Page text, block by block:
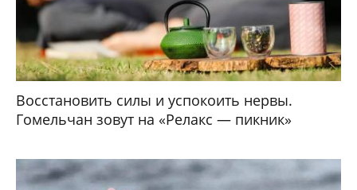
Восстановить силы и успокоить нервы.
Гомельчан зовут на «Релакс — пикник»